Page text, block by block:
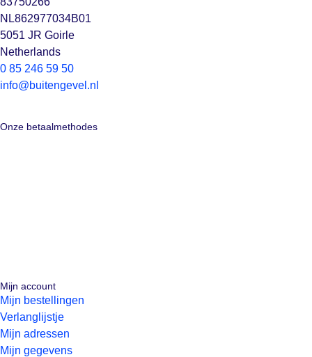
NL862977034B01
5051 JR Goirle
Netherlands
0 85 246 59 50
info@buitengevel.nl
Onze betaalmethodes
Mijn account
Mijn bestellingen
Verlanglijstje
Mijn adressen
Mijn gegevens